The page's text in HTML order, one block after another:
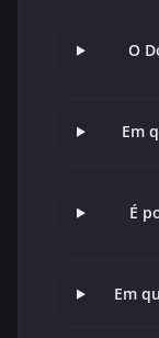
O
Em
É
Em